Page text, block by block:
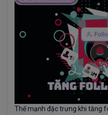
Thế mạnh đặc trưng khi tăng